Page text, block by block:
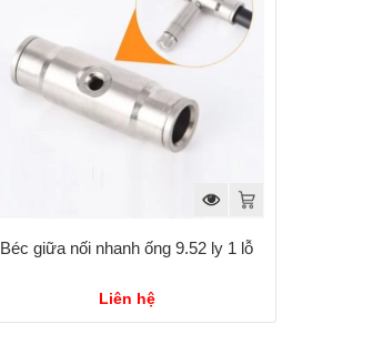
Béc giữa nối nhanh ống 9.52 ly 1 lỗ
Liên hệ